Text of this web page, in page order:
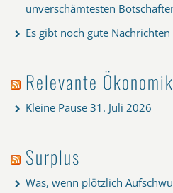
unverschämtesten
Es gibt noch gute Nachrichten
Relevante Ökonomik
Kleine Pause 31. Juli 2026
Surplus
Was, wenn plötzlich